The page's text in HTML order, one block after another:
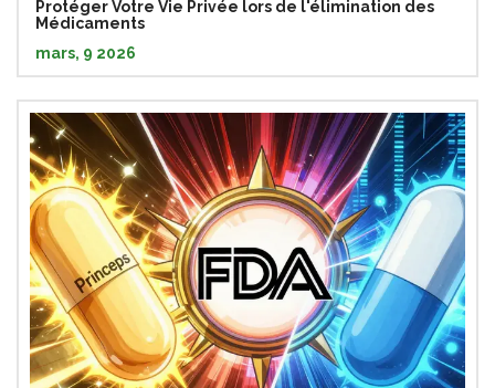
Protéger Votre Vie Privée lors de l'élimination des
Médicaments
mars, 9 2026